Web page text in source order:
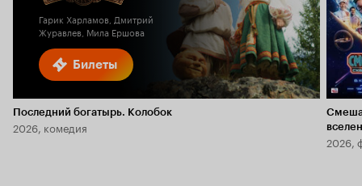
Билеты
Гарик Харламов, Дмитрий
Журавлев, Мила Ершова
Последний богатырь. Колобок
2026, комедия
2026,